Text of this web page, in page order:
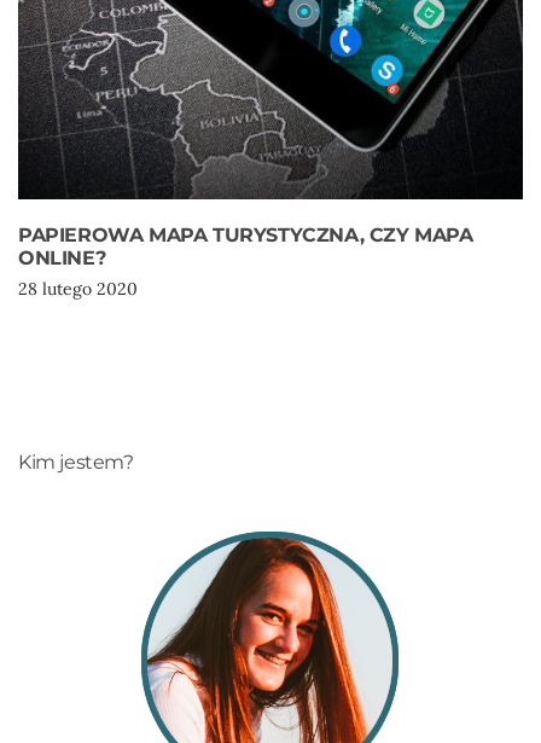
PAPIEROWA MAPA TURYSTYCZNA, CZY MAPA
ONLINE?
28 lutego 2020
Kim jestem?